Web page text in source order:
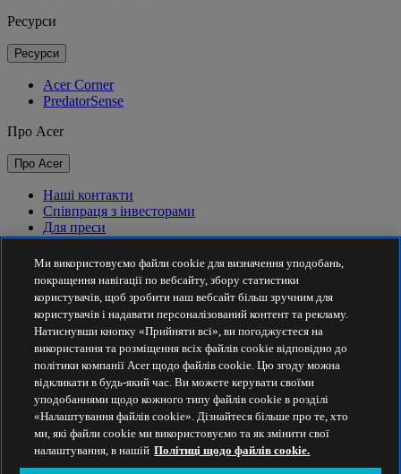
Ресурси
Ресурси
Acer Corner
PredatorSense
Про Acer
Про Acer
Наші контакти
Співпраця з інвесторами
Для преси
Події
Сталий розвиток
Сталий розвиток
Корпоративна соціальна відповідальність
Вуглецевий слід товарів
Проєкт Project Humanity
Earthion
Політика конфіденційності
Політика використання файлів cookie
Правова інформація
Ми використовуємо файли cookie для визначення уподобань,
покращення навігації по вебсайту, збору статистики
користувачів, щоб зробити наш вебсайт більш зручним для
користувачів і надавати персоналізований контент та рекламу.
Натиснувши кнопку «Прийняти всі», ви погоджуєтеся на
використання та розміщення всіх файлів cookie відповідно до
політики компанії Acer щодо файлів cookie. Цю згоду можна
відкликати в будь-який час. Ви можете керувати своїми
уподобаннями щодо кожного типу файлів cookie в розділі
«Налаштування файлів cookie». Дізнайтеся більше про те, хто
ми, які файли cookie ми використовуємо та як змінити свої
налаштування, в нашій Політиці щодо файлів cookie.